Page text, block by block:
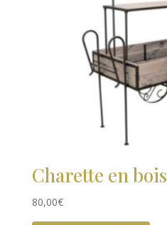
Charette en bois
80,00€